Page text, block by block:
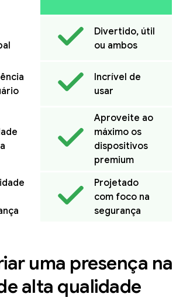
Divertido, útil
ou ambos
Incrível de
usar
Aproveite ao
máximo os
dispositivos
premium
Projetado
com foco na
segurança
uma presença na
alta qualidade